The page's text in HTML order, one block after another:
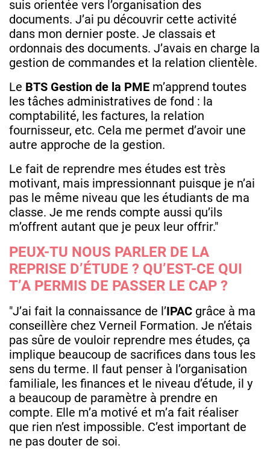
suis orientée vers l’organisation des
documents. J’ai pu découvrir cette activité
dans mon dernier poste. Je classais et
ordonnais des documents. J’avais en charge la
gestion de commandes et la relation clientèle.
Le BTS Gestion de la PME m’apprend toutes
les tâches administratives de fond : la
comptabilité, les factures, la relation
fournisseur, etc. Cela me permet d’avoir une
autre approche de la gestion.
Le fait de reprendre mes études est très
motivant, mais impressionnant puisque je n’ai
pas le même niveau que les étudiants de ma
classe. Je me rends compte aussi qu’ils
m’offrent autant que je peux leur offrir."
PEUX-TU NOUS PARLER DE LA
REPRISE D’ÉTUDE ? QU’EST-CE QUI
T’A PERMIS DE PASSER LE CAP ?
"J’ai fait la connaissance de l’IPAC grâce à ma
conseillère chez Verneil Formation. Je n’étais
pas sûre de vouloir reprendre mes études, ça
implique beaucoup de sacrifices dans tous les
sens du terme. Il faut penser à l’organisation
familiale, les finances et le niveau d’étude, il y
a beaucoup de paramètre à prendre en
compte. Elle m’a motivé et m’a fait réaliser
que rien n’est impossible. C’est important de
ne pas douter de soi.